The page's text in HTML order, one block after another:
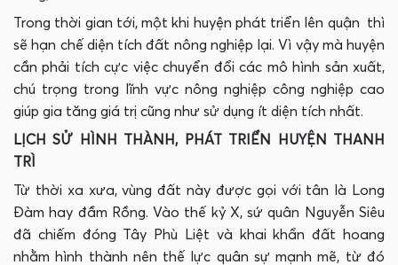
Trong thời gian tới, một khi huyện phát triển lên quận thì
sẽ hạn chế diện tích đất nông nghiệp lại. Vì vậy mà huyện
cần phải tích cực việc chuyển đổi các mô hình sản xuất,
chú trọng trong lĩnh vực nông nghiệp công nghiệp cao
giúp gia tăng giá trị cũng như sử dụng ít diện tích nhất.
LỊCH SỬ HÌNH THÀNH, PHÁT TRIỂN HUYỆN THANH
TRÌ
Từ thời xa xưa, vùng đất này được gọi với tân là Long
Đàm hay đầm Rồng. Vào thế kỷ X, sứ quân Nguyễn Siêu
đã chiếm đóng Tây Phù Liệt và khai khẩn đất hoang
nhằm hình thành nên thế lực quân sự mạnh mẽ, từ đó